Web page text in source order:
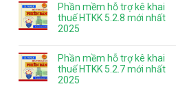
Phần mềm hỗ trợ kê khai
thuế HTKK 5.2.8 mới nhất
2025
Phần mềm hỗ trợ kê khai
thuế HTKK 5.2.7 mới nhất
2025